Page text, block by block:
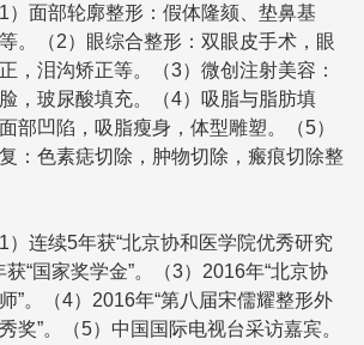
面部轮廓整形：假体隆颏、垫鼻基
。（2）眼综合整形：双眼皮手术，眼
，泪沟矫正等。（3）微创注射美容：
，玻尿酸填充。（4）吸脂与脂肪填
部凹陷，吸脂瘦身，体型雕塑。（5）
：色素痣切除，肿物切除，瘢痕切除整
连续5年获“北京协和医学院优秀研究
“国家奖学金”。（3）2016年“北京协
”。（4）2016年“第八届宋儒耀整形外
奖”。（5）中国国际电视台采访嘉宾。